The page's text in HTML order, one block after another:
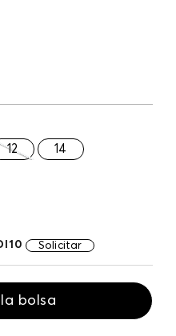
12 14
Solicitar
bolsa